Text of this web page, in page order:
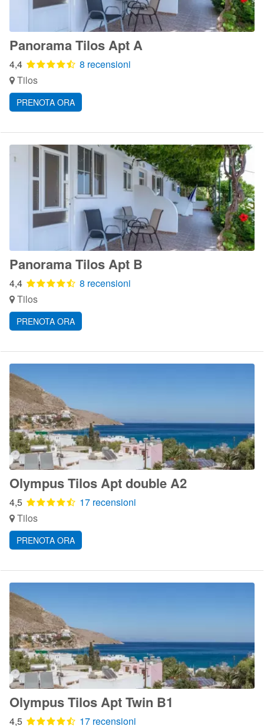
Panorama Tilos Apt A
4,4
8 recensioni
Tilos
PRENOTA ORA
Panorama Tilos Apt B
4,4
8 recensioni
Tilos
PRENOTA ORA
Olympus Tilos Apt double A2
4,5
17 recensioni
Tilos
PRENOTA ORA
Olympus Tilos Apt Twin B1
4,5 17 recensioni